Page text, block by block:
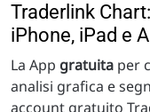
Traderlink
iPhone, iPad e
La App gratuita per
analisi grafica e
account gratuito